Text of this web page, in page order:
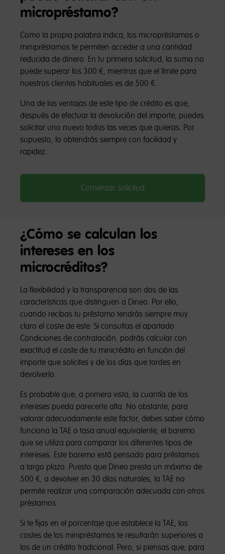
micropréstamo?
Como la propia palabra indica, los micropréstamos o
minipréstamos te permiten acceder a una cantidad
reducida de dinero. En tu primera solicitud, la suma no
puede superar los 300 €, mientras que el límite para
nuestros clientes habituales es de 500 €.
Una de las ventajas de este tipo de crédito es que,
después de efectuar la devolución del importe, puedes
solicitar uno nuevo todas las veces que quieras. Por
supuesto, lo obtendrás siempre con facilidad y
rapidez.
Comenzar solicitud
¿Cómo se calculan los
intereses en los
microcréditos?
La flexibilidad y la transparencia son dos de las
características que distinguen a Dineo. Por ello,
cuando recibas tu préstamo tendrás siempre muy
claro el coste de este. Si consultas el apartado
Condiciones de contratación, podrás calcular con
exactitud el coste de tu minicrédito en función del
importe que solicites y de los días que tardes en
devolverlo.
Es probable que, a primera vista, la cuantía de los
intereses pueda parecerte alta. No obstante, para
valorar adecuadamente este factor, debes saber cómo
funciona la TAE o tasa anual equivalente, el baremo
que se utiliza para comparar los diferentes tipos de
intereses. Este baremo está pensado para préstamos
a largo plazo. Puesto que Dineo presta un máximo de
500 €, a devolver en 30 días naturales, la TAE no
permite realizar una comparación adecuada con otros
préstamos.
Si te fijas en el porcentaje que establece la TAE, los
costes de los minipréstamos te resultarán superiores a
los de un crédito tradicional. Pero, si piensas que, para